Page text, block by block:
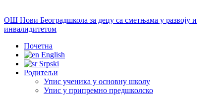
ОШ Нови Београдшкола за децу са сметњама у развоју и
инвалидитетом
Почетна
English
Srpski
Родитељи
Упис ученика у основну школу
Упис у припремно предшколско